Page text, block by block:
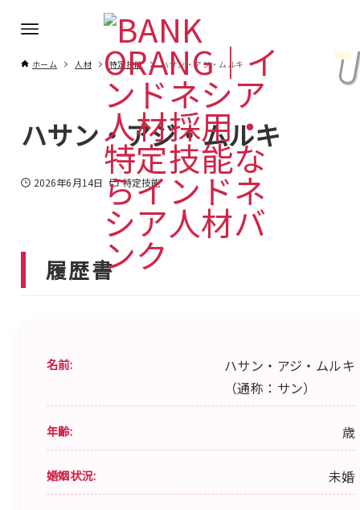
ホーム 人材 特定技能 ハサン・アジ・ムルキ
ハサン・アジ・ムルキ
2026年6月14日 特定技能
履歴書
名前:
ハサン・アジ・ムルキ
（通称：サン）
年齢: 歳
婚姻状況: 未婚